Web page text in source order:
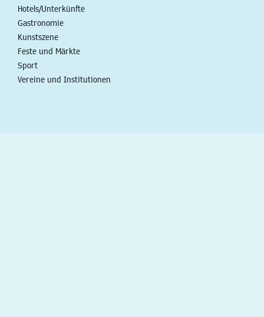
Hotels/Unterkünfte
Gastronomie
Kunstszene
Feste und Märkte
Sport
Vereine und Institutionen